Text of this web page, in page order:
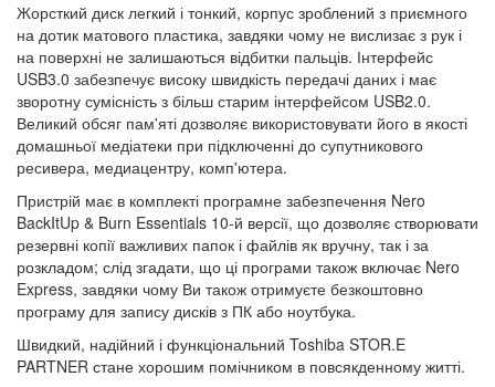
Жорсткий диск легкий і тонкий, корпус зроблений з приємного
на дотик матового пластика, завдяки чому не вислизає з рук і
на поверхні не залишаються відбитки пальців. Інтерфейс
USB3.0 забезпечує високу швидкість передачі даних і має
зворотну сумісність з більш старим інтерфейсом USB2.0.
Великий обсяг пам'яті дозволяє використовувати його в якості
домашньої медіатеки при підключенні до супутникового
ресивера, медиацентру, комп'ютера.
Пристрій має в комплекті програмне забезпечення Nero
BackItUp & Burn Essentials 10-й версії, що дозволяє створювати
резервні копії важливих папок і файлів як вручну, так і за
розкладом; слід згадати, що ці програми також включає Nero
Express, завдяки чому Ви також отримуєте безкоштовно
програму для запису дисків з ПК або ноутбука.
Швидкий, надійний і функціональний Toshiba STOR.E
PARTNER стане хорошим помічником в повсякденному житті.